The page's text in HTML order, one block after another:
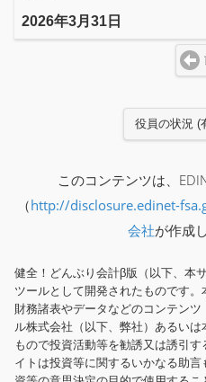
2026年3月31日
役員の状況 (
このコンテンツは、
（http://disclosure.edinet-
会社が作成
健全！どんぶり会計β版（以下、本
ツールとして開発されたものです
財務諸表やデータなどのコンテン
ル株式会社（以下、弊社）あるい
もので投資活動等を勧誘又は誘引
イトは投資等に関するいかなる助